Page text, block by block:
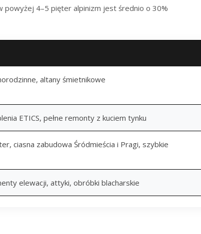
powyżej 4–5 pięter alpinizm jest średnio o 30%
altany śmietnikowe
ETICS, pełne remonty z kuciem tynku
ciasna zabudowa Śródmieścia i Pragi, szybkie
elewacji, attyki, obróbki blacharskie